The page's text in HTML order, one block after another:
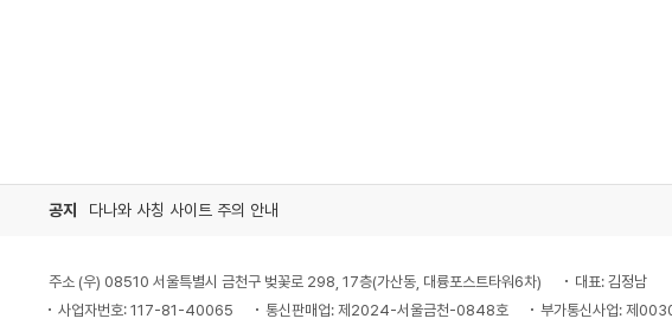
공지 다나와 사칭 사이트 주의 안내
주소 (우) 08510 서울특별시 금천구 벚꽃로 298, 17층(가산동, 대륭포스트타워6차)
대표: 김정남
사업자번호: 117-81-40065
통신판매업: 제2024-서울금천-0848호 부가통신사업: 제